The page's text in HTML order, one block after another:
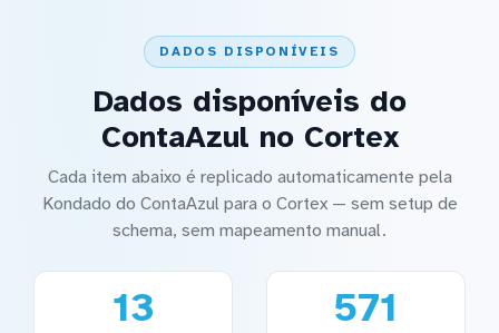
DADOS DISPONÍVEIS
Dados disponíveis do
ContaAzul no Cortex
Cada item abaixo é replicado automaticamente pela
Kondado do ContaAzul para o Cortex — sem setup de
schema, sem mapeamento manual.
13 571